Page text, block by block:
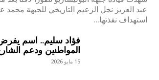
عبد العزيز نجل الزعيم التاريخي للجبهة محمد
استهداف نفذتها...
فؤاد سليم.. اسم
المواطنين ودعم
15 مايو 2026